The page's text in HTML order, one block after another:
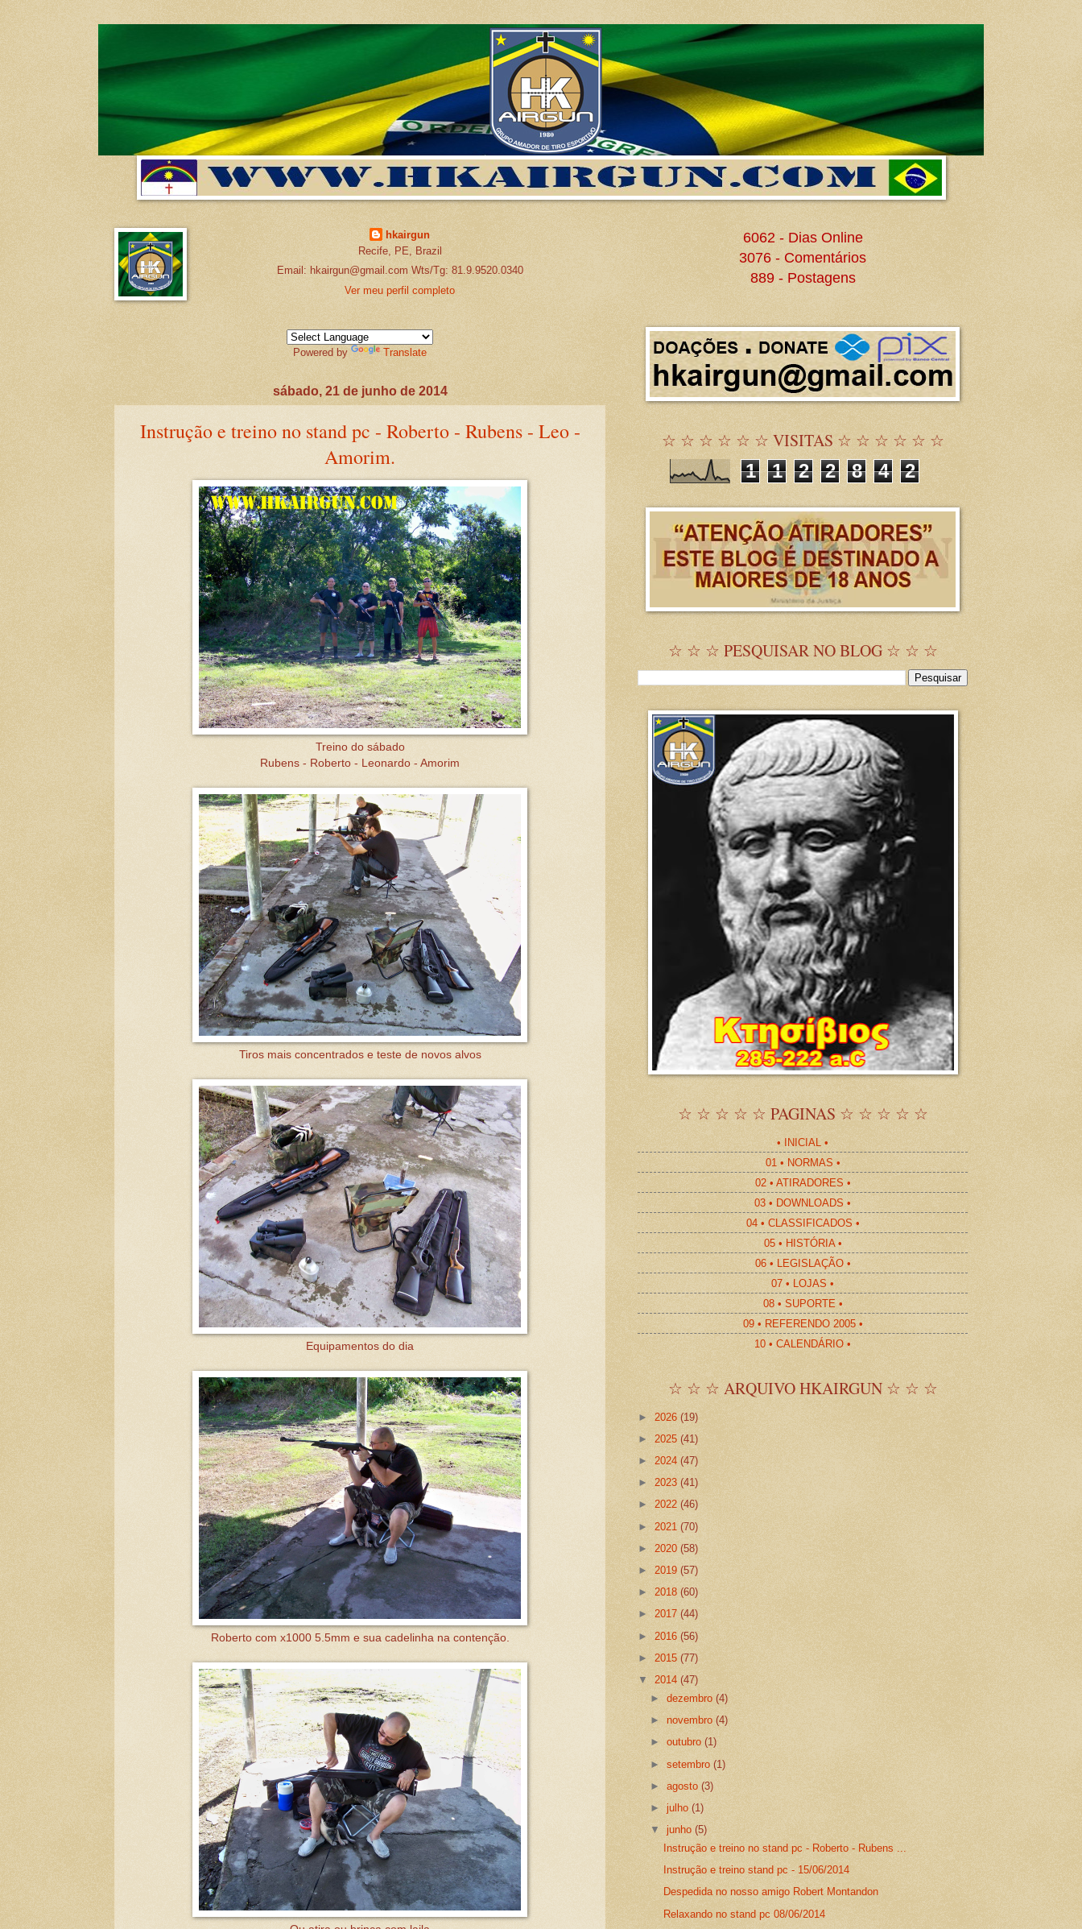
hkairgun
Recife, PE, Brazil
Email: hkairgun@gmail.com Wts/Tg: 81.9.9520.0340
Ver meu perfil completo
Powered by Translate
sábado, 21 de junho de 2014
Instrução e treino no stand pc - Roberto - Rubens - Leo -
Amorim.
Treino do sábado
Rubens - Roberto - Leonardo - Amorim
Tiros mais concentrados e teste de novos alvos
Equipamentos do dia
Roberto com x1000 5.5mm e sua cadelinha na contenção.
6062 - Dias Online
3076 - Comentários
889 - Postagens
☆ ☆ ☆ ☆ ☆ ☆ VISITAS ☆ ☆ ☆ ☆ ☆ ☆
1
1 2 2 8 4 2
☆ ☆ ☆ PESQUISAR NO BLOG ☆ ☆ ☆
☆ ☆ ☆ ☆ ☆ PAGINAS ☆ ☆ ☆ ☆ ☆
• INICIAL •
01 • NORMAS •
02 • ATIRADORES •
03 • DOWNLOADS •
04 • CLASSIFICADOS •
05 • HISTÓRIA •
06 • LEGISLAÇÃO •
07 • LOJAS •
08 • SUPORTE •
09 • REFERENDO 2005 •
10 • CALENDÁRIO •
☆ ☆ ☆ ARQUIVO HKAIRGUN ☆ ☆ ☆
► 2026 (19)
► 2025 (41)
► 2024 (47)
► 2023 (41)
► 2022 (46)
► 2021 (70)
► 2020 (58)
► 2019 (57)
► 2018 (60)
► 2017 (44)
► 2016 (56)
► 2015 (77)
▼ 2014 (47)
►dezembro(4)
►novembro(4)
►outubro(1)
►setembro(1)
►agosto(3)
►julho(1)
▼junho(5)
Instrução e treino no stand pc - Roberto - Rubens ...
Instrução e treino stand pc - 15/06/2014
Despedida no nosso amigo Robert Montandon
Relaxando no stand pc 08/06/2014